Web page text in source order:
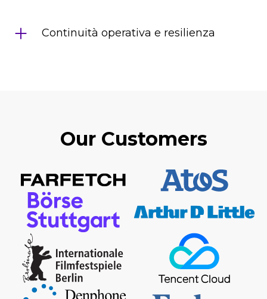
Continuità operativa e resilienza
Our Customers